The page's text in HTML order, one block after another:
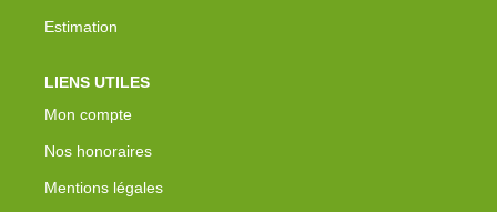
Estimation
LIENS UTILES
Mon compte
Nos honoraires
Mentions légales